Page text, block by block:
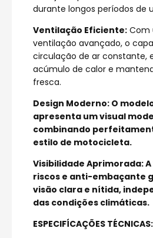
durante longos períodos de
Ventilação Eficiente: Com
ventilação avançado, o
circulação de ar constante,
acúmulo de calor e
fresca.
Design Moderno: O
apresenta um visual
combinando
estilo de motocicleta.
Visibilidade Aprimorada:
riscos e anti-embaçante
visão clara e nítida,
das condições climáticas.
ESPECIFÍCAÇÕES TÉCNICAS: